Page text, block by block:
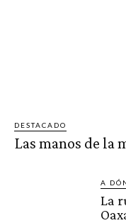
DESTACADO
Las manos de la
A
La